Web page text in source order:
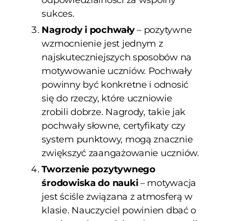
sukces.
Nagrody i pochwały– pozytywne
wzmocnienie jest jednym z
najskuteczniejszych sposobów na
motywowanie uczniów. Pochwały
powinny być konkretne i odnosić
się do rzeczy, które uczniowie
zrobili dobrze. Nagrody, takie jak
pochwały słowne, certyfikaty czy
system punktowy, mogą znacznie
zwiększyć zaangażowanie uczniów.
Tworzenie pozytywnego
środowiska do nauki– motywacja
jest ściśle związana z atmosferą w
klasie. Nauczyciel powinien dbać o